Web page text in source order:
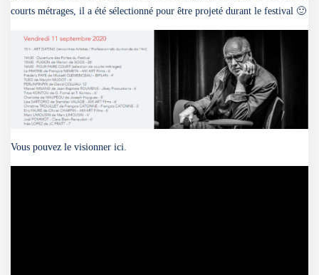
courts métrages, il a été sélectionné pour être projeté durant le festival 🙂
Vous pouvez le visionner ici.